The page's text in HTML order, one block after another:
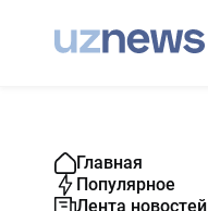
Главная
Популярное
Лента новостей